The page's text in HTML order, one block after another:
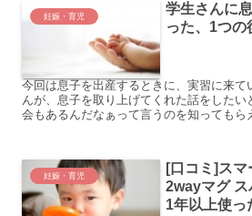
妊娠・育児
学生さんに
った、1つの
今回は息子を出産するときに、実習に来て
んが、息子を取り上げてくれた話をした
会もあるんだなぁって言うのを知ってもら
妊娠・育児
[口コミ]ス
2wayマグ ス
1年以上使っ